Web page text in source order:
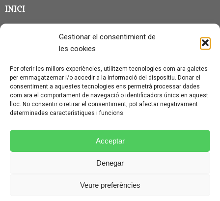
Gestionar el consentimient de
les cookies
Per oferir les millors experiències, utilitzem tecnologies com ara galetes
per emmagatzemar i/o accedir a la informació del dispositiu. Donar el
consentiment a aquestes tecnologies ens permetrà processar dades
com ara el comportament de navegació o identificadors únics en aquest
lloc. No consentir o retirar el consentiment, pot afectar negativament
determinades característiques i funcions.
Acceptar
Denegar
Veure preferències
INICI
CLASSE EN GRUP
QUI SOC?
CONTACTE
AVÍS LEGAL I PROTECCIÓ DE DADES
POLÍTICA DE COOKIES (UE)
CONDICIONS PARTICULARS D’ÚS I CONTRACTACIÓ
POLÍTICA DE PRIVACITAT
ILLUSTRIOUS